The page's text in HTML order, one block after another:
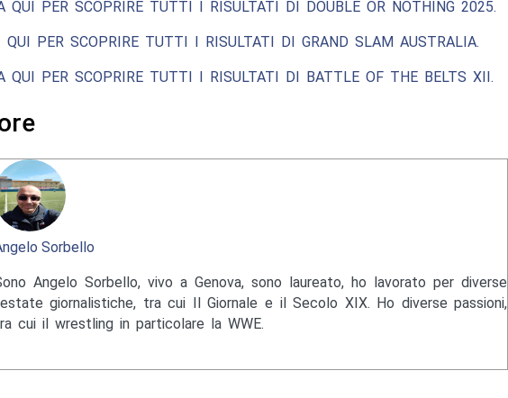
QUI PER SCOPRIRE TUTTI I RISULTATI DI DOUBLE OR NOTHING 2025.
QUI PER SCOPRIRE TUTTI I RISULTATI DI GRAND SLAM AUSTRALIA.
QUI PER SCOPRIRE TUTTI I RISULTATI DI BATTLE OF THE BELTS XII.
Sorbello
Angelo Sorbello, vivo a Genova, sono laureato, ho lavorato per diverse
giornalistiche, tra cui Il Giornale e il Secolo XIX. Ho diverse passioni,
cui il wrestling in particolare la WWE.